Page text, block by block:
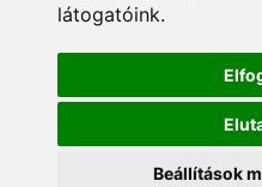
látogatóink.
Beállítások